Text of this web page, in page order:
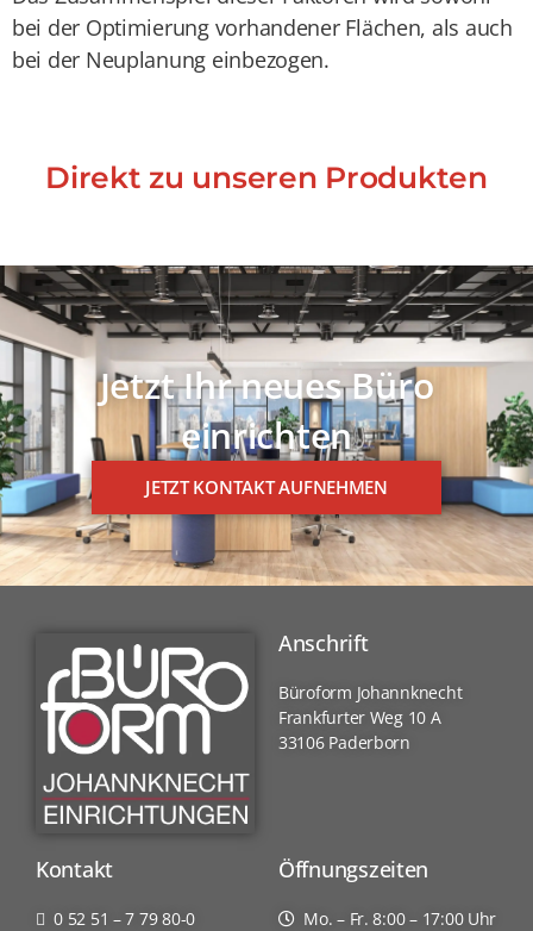
bei der Optimierung vorhandener Flächen, als auch
bei der Neuplanung einbezogen.
Direkt zu unseren Produkten
Jetzt Ihr neues Büro
einrichten
JETZT KONTAKT AUFNEHMEN
Anschrift
Büroform Johannknecht
Frankfurter Weg 10 A
33106 Paderborn
Kontakt
0 52 51 – 7 79 80-0
Öffnungszeiten
Mo. – Fr. 8:00 – 17:00 Uhr